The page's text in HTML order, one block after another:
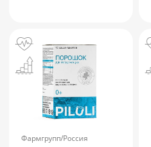
Фармгрупп/Россия